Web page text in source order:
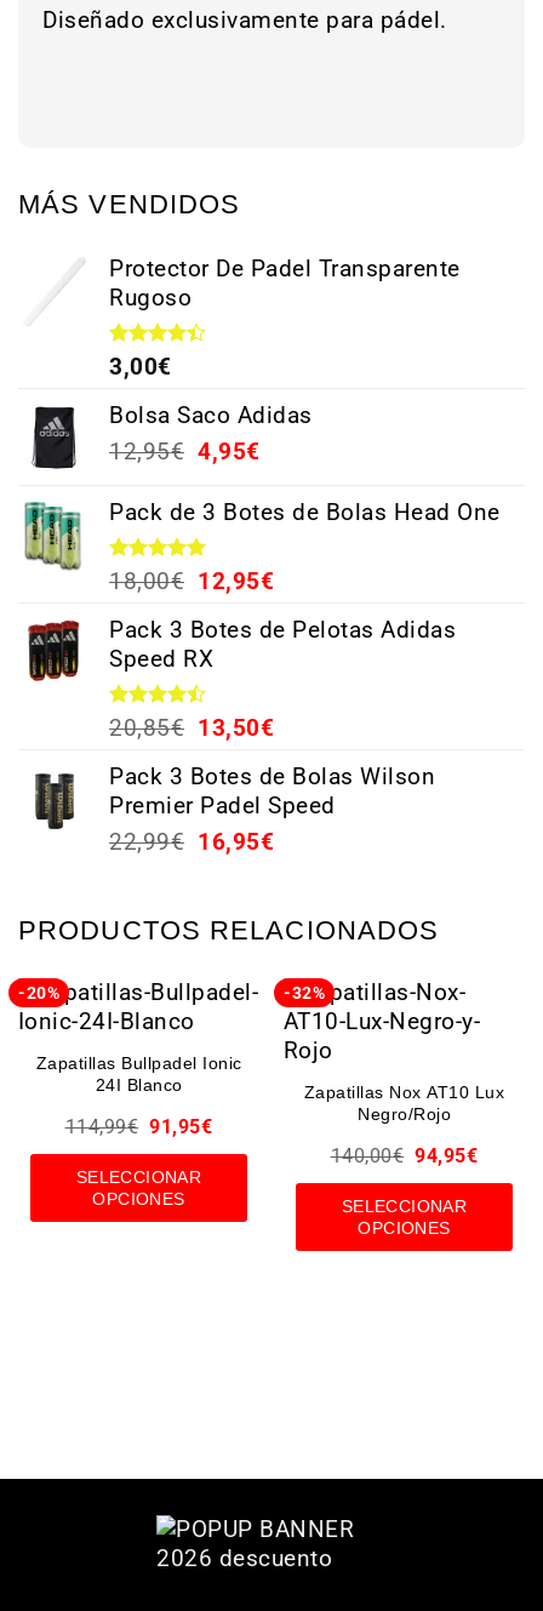
Diseñado exclusivamente para pádel.
MÁS VENDIDOS
Protector De Padel Transparente
Rugoso
Valorado
con 4.38
3,00€
Bolsa Saco Adidas
12,95€ 4,95€
Pack de 3 Botes de Bolas Head One
Valorado
con 5.00
18,00€ 12,95€
Pack 3 Botes de Pelotas Adidas
Speed RX
Valorado
con 4.44
20,85€ 13,50€
Pack 3 Botes de Bolas Wilson
Premier Padel Speed
22,99€ 16,95€
PRODUCTOS RELACIONADOS
-20%
Zapatillas Bullpadel Ionic
24I Blanco
114,99€ 91,95€
SELECCIONAR
OPCIONES
-32%
Zapatillas Nox AT10 Lux
Negro/Rojo
140,00€ 94,95€
SELECCIONAR
OPCIONES